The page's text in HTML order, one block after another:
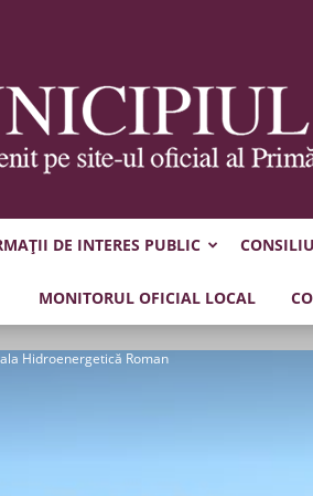
DE INTERES PUBLIC
MONITORUL OFICIAL LOCAL
Hidroenergetică Roman